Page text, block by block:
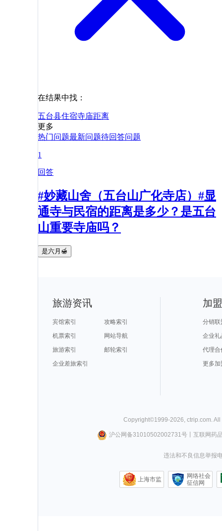
在结果中找：
五台县住宿寺庙距离
更多
热门问题最新问题待回答问题
1
回答
#妙藏山舍（五台山广化寺店）#显
通寺与民宿的距离是多少？是五台
山重要寺庙吗？
是六月🍯
旅游资讯
宾馆索引
攻略索引
机票索引
网站导航
旅游索引
邮轮索引
企业差旅索引
加
分销联
企业礼
代理合
更多加
Copyright©1999-2026 ctrip.com .
沪公网备31010502002731号丨 互联网药
违法和不良信息举报
上海市监
网络社会
征信网